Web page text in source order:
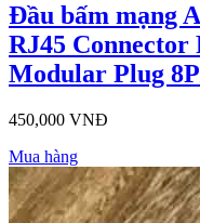
Đầu bấm mạng
RJ45 Connector
Modular Plug
450,000 VNĐ
Mua hàng